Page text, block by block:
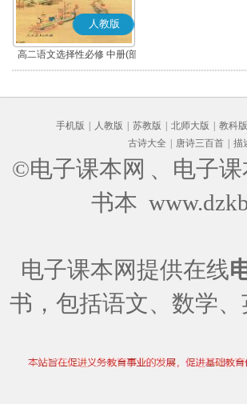
人教版
高二语文选择性必修 中册(部
编版)
手机版 人教版 苏教版 北师大版 教科版
古诗大全
唐诗三百首 描
©电子课本网 、电子
书本
电子课本网提供在线
书，包括语文、数学